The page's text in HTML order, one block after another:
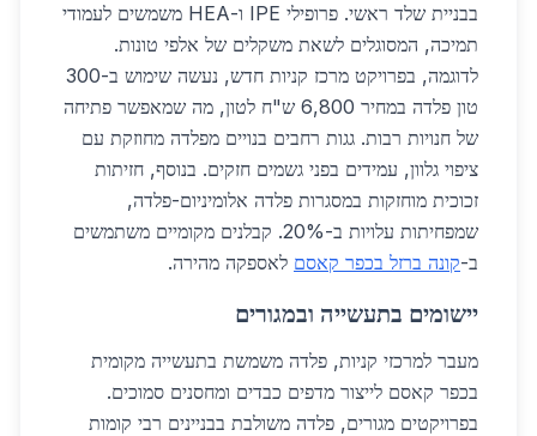
בבניית שלד ראשי. פרופילי IPE ו-HEA משמשים לעמודי
תמיכה, המסוגלים לשאת משקלים של אלפי טונות.
לדוגמה, בפרויקט מרכז קניות חדש, נעשה שימוש ב-300
טון פלדה במחיר 6,800 ש"ח לטון, מה שמאפשר פתיחה
של חנויות רבות. גגות רחבים בנויים מפלדה מחוזקת עם
ציפוי גלוון, עמידים בפני גשמים חזקים. בנוסף, חזיתות
זכוכית מוחזקות במסגרות פלדה אלומיניום-פלדה,
שמפחיתות עלויות ב-20%. קבלנים מקומיים משתמשים
ב-קונה ברזל בכפר קאסם לאספקה מהירה.
יישומים בתעשייה ובמגורים
מעבר למרכזי קניות, פלדה משמשת בתעשייה מקומית
בכפר קאסם לייצור מדפים כבדים ומחסנים סמוכים.
בפרויקטים מגורים, פלדה משולבת בבניינים רבי קומות